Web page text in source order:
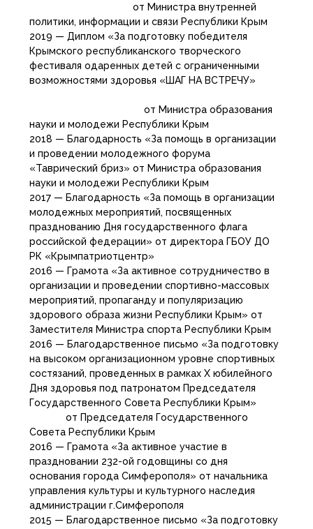
от Министра внутренней
политики, информации и связи Республики Крым
2019 — Диплом «За подготовку победителя
Крымского республиканского творческого
фестиваля одаренных детей с ограниченными
возможностями здоровья «ШАГ НА ВСТРЕЧУ»
от Министра образования
науки и молодежи Республики Крым
2018 — Благодарность «За помощь в организации
и проведении молодежного форума
«Таврический бриз» от Министра образования
науки и молодежи Республики Крым
2017 — Благодарность «За помощь в организации
молодежных мероприятий, посвященных
празднованию Дня государственного флага
российской федерации» от директора ГБОУ ДО
РК «Крымпатриотцентр»
2016 — Грамота «За активное сотрудничество в
организации и проведении спортивно-массовых
мероприятий, пропаганду и популяризацию
здорового образа жизни Республики Крым» от
Заместителя Министра спорта Республики Крым
2016 — Благодарственное письмо «За подготовку
на высоком организационном уровне спортивных
состязаний, проведенных в рамках Х юбилейного
Дня здоровья под патронатом Председателя
Государственного Совета Республики Крым»
от Председателя Государственного
Совета Республики Крым
2016 — Грамота «За активное участие в
праздновании 232-ой годовщины со дня
основания города Симферополя» от начальника
управления культуры и культурного наследия
администрации г.Симферополя
2015 — Благодарственное письмо «За подготовку